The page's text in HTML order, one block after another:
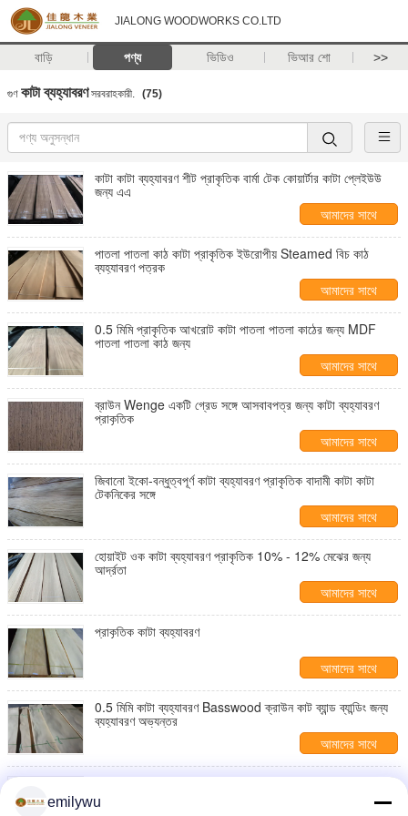
JIALONG WOODWORKS CO.LTD
বাড়ি পণ্য ভিডিও ভিআর শো >>
গুণ কাটা ব্যহ্যাবরণসরবরাহকারী. (75)
কাটা কাটা ব্যহ্যাবরণ শীট প্রাকৃতিক বার্মা টেক কোয়ার্টার কাটা প্লেইউউ
জন্য এএ
আমাদের সাথে
যোগাযোগ করুন
পাতলা পাতলা কাঠ কাটা প্রাকৃতিক ইউরোপীয় Steamed বিচ কাঠ
ব্যহ্যাবরণ পত্রক
আমাদের সাথে
যোগাযোগ করুন
0.5 মিমি প্রাকৃতিক আখরোট কাটা পাতলা পাতলা কাঠের জন্য MDF
পাতলা পাতলা কাঠ জন্য
আমাদের সাথে
যোগাযোগ করুন
ব্রাউন Wenge একটি গ্রেড সঙ্গে আসবাবপত্র জন্য কাটা ব্যহ্যাবরণ
প্রাকৃতিক
আমাদের সাথে
যোগাযোগ করুন
জিবানো ইকো-বন্ধুত্বপূর্ণ কাটা ব্যহ্যাবরণ প্রাকৃতিক বাদামী কাটা কাটা
টেকনিকের সঙ্গে
আমাদের সাথে
যোগাযোগ করুন
হোয়াইট ওক কাটা ব্যহ্যাবরণ প্রাকৃতিক 10% - 12% মেঝের জন্য
আর্দ্রতা
আমাদের সাথে
যোগাযোগ করুন
প্রাকৃতিক কাটা ব্যহ্যাবরণ
আমাদের সাথে
যোগাযোগ করুন
0.5 মিমি কাটা ব্যহ্যাবরণ Basswood ক্রাউন কাট ব্যান্ড ব্যান্ডিং জন্য
ব্যহ্যাবরণ অভ্যন্তর
আমাদের সাথে
যোগাযোগ করুন
হোয়াইট হোক কাটা ব্যহ্যাবরণ 0.5 মিমি আসবাবপত্র জন্য উচ্চ গ্রেড সঙ্গে
পুরুত্ব
emilywu